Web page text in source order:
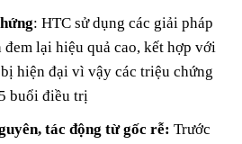
: HTC sử dụng các giải pháp
lại hiệu quả cao, kết hợp với
hiện đại vì vậy các triệu chứng
buổi điều trị
tác động từ gốc rễ: Trước